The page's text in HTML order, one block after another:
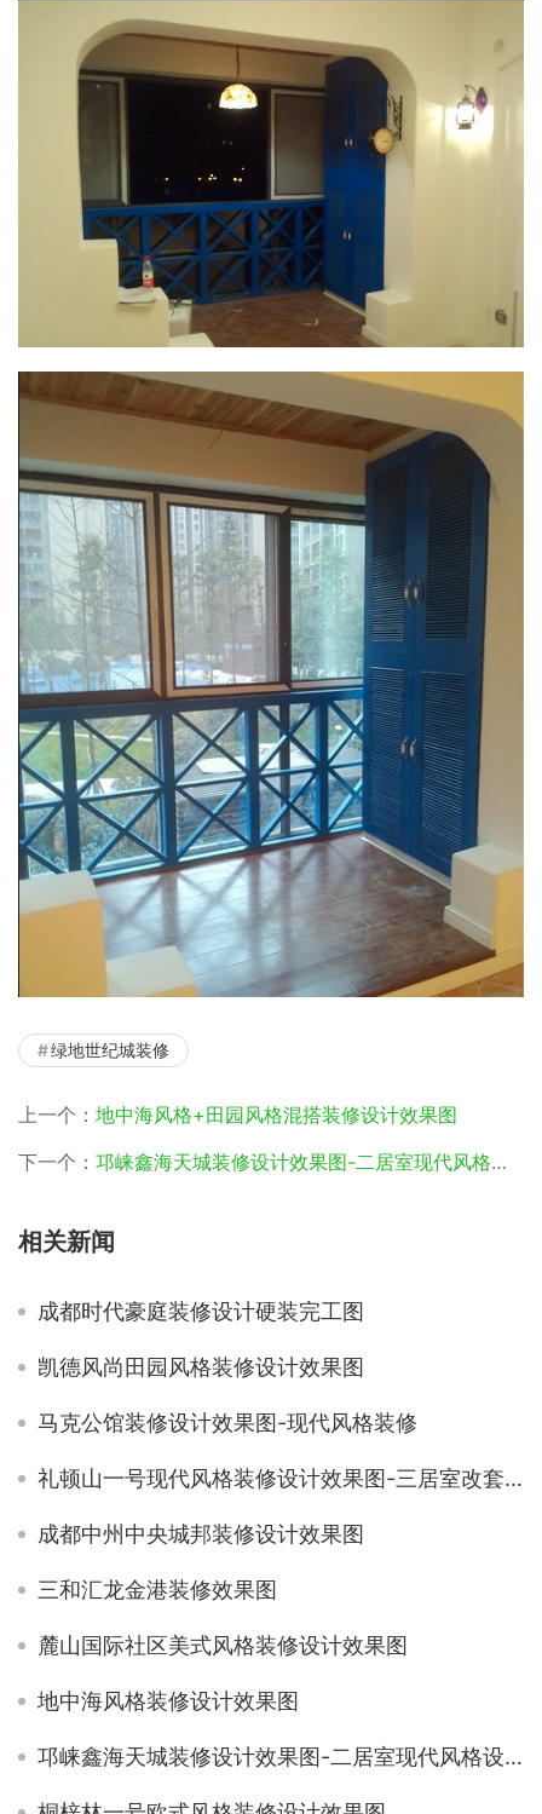
绿地世纪城装修
上一个： 地中海风格+田园风格混搭装修设计效果图
下一个： 邛崃鑫海天城装修设计效果图-二居室现代风格设计
相关新闻
成都时代豪庭装修设计硬装完工图
凯德风尚田园风格装修设计效果图
马克公馆装修设计效果图-现代风格装修
礼顿山一号现代风格装修设计效果图-三居室改套房
成都中州中央城邦装修设计效果图
三和汇龙金港装修效果图
麓山国际社区美式风格装修设计效果图
地中海风格装修设计效果图
邛崃鑫海天城装修设计效果图-二居室现代风格设计